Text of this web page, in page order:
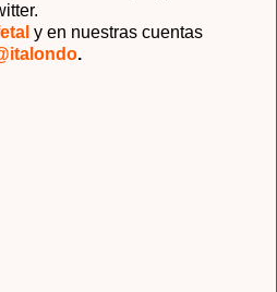
y en nuestras cuentas
.